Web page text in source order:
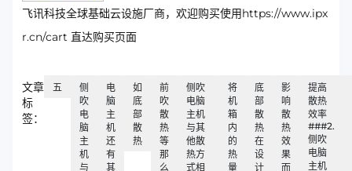
飞讯科技全球基础云设施厂商，欢迎购买使用https://www.ipx
r.cn/cart 直达购买页面
文章
标
签：
五
侧
吹
电
脑
主
机
与
电
脑
主
机
还
有
其
如
底
部
散
热
前
吹
散
热
等
那
么
侧吹
电脑
主机
与其
他散
热方
式相
将
机
箱
内
的
热
量
底
部
散
热
在
设
计
影
响
散
热
效
果
而
提高
散热
效率
###2.
侧吹
电脑
主机